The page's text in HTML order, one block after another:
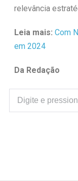
relevância
Leia mais: Com
em 2024
Da Redação